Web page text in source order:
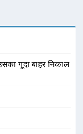
गूदा बाहर निकाल